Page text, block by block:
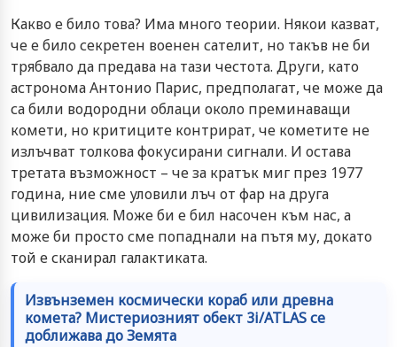
Какво е било това? Има много теории. Някои казват,
че е било секретен военен сателит, но такъв не би
трябвало да предава на тази честота. Други, като
астронома Антонио Парис, предполагат, че може да
са били водородни облаци около преминаващи
комети, но критиците контрират, че кометите не
излъчват толкова фокусирани сигнали. И остава
третата възможност – че за кратък миг през 1977
година, ние сме уловили лъч от фар на друга
цивилизация. Може би е бил насочен към нас, а
може би просто сме попаднали на пътя му, докато
той е сканирал галактиката.
Извънземен космически кораб или древна
комета? Мистериозният обект 3i/ATLAS се
доближава до Земята